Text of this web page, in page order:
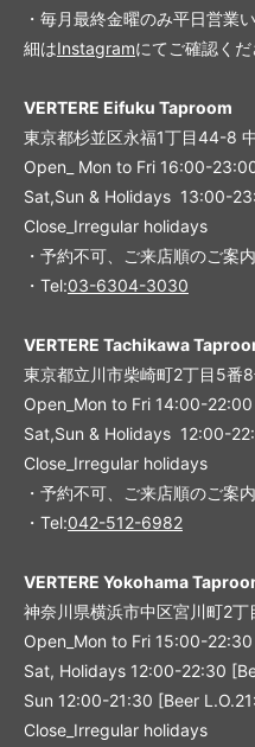
・毎月最終金曜のみ平日営業
細はInstagramにてご確認くだ
VERTERE Eifuku Taproom
東京都杉並区永福1丁目44-8
Open_ Mon to Fri 16:00-23:00
Sat,Sun & Holidays 13:00-
Close_Irregular holidays
・予約不可、ご来店順のご案
・Tel:03-6304-3030
VERTERE Tachikawa
東京都立川市柴崎町2丁目5番
Open_Mon to Fri 14:00-22:00 |
Sat,Sun & Holidays 12:00-
Close_Irregular holidays
・予約不可、ご来店順のご案
・Tel:042-512-6982
VERTERE Yokohama
神奈川県横浜市中区宮川町2
Open_Mon to Fri 15:00-
Sat, Holidays 12:00-22:30
Sun 12:00-21:30 [Beer
Close_Irregular holidays